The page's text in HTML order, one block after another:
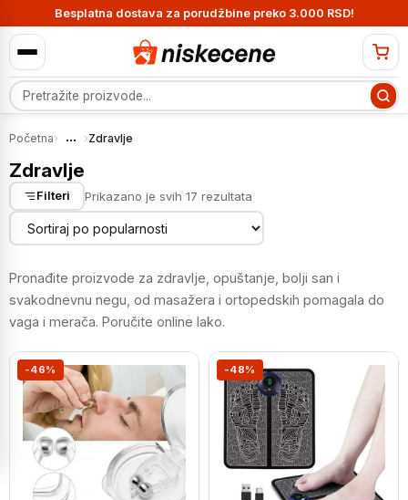
Besplatna dostava za porudžbine preko 3.000 RSD!
Pretraga proizvoda
Početna› ... ›Zdravlje
Zdravlje
Filteri Prikazano je svih 17 rezultata
po
popularnosti
Pronađite proizvode za zdravlje, opuštanje, bolji san i
svakodnevnu negu, od masažera i ortopedskih pomagala do
vaga i merača. Poručite online lako.
-46% -48%